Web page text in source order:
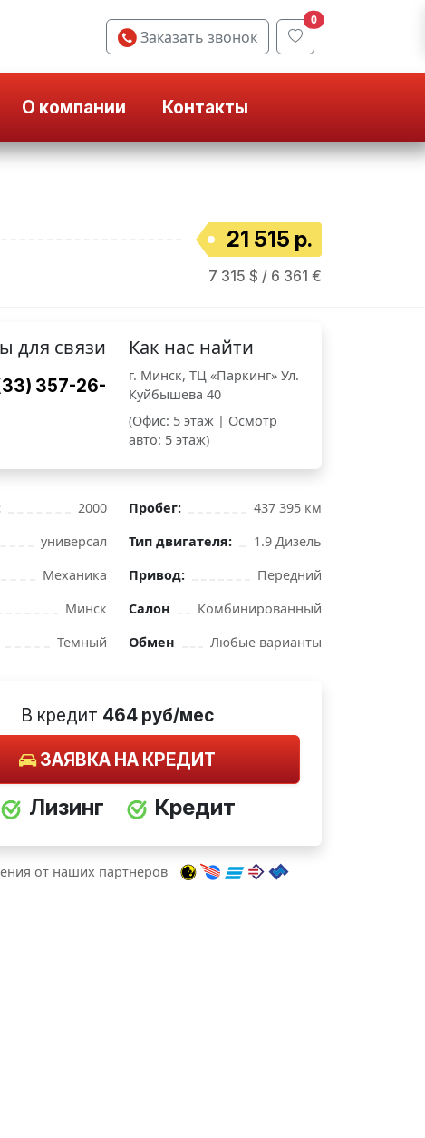
Заказать звонок
0
О компании Контакты
21 515 р.
7 315 $ / 6 361 €
для связи
357-26-
Как нас найти
г. Минск, ТЦ «Паркинг» Ул.
Куйбышева 40
(Офис: 5 этаж | Осмотр
авто: 5 этаж)
2000 Пробег:
437 395 км
универсал Тип двигателя:
1.9 Дизель
Механика Привод:
Передний
Минск Салон
Комбинированный
Темный Обмен Любые варианты
В кредит 464 руб/мес
ЗАЯВКА НА КРЕДИТ
Лизинг Кредит
от наших партнеров